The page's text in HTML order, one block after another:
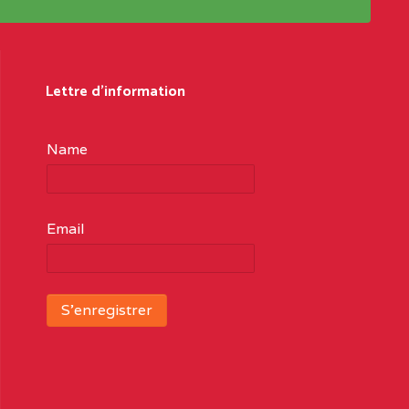
Lettre d'information
Name
Email